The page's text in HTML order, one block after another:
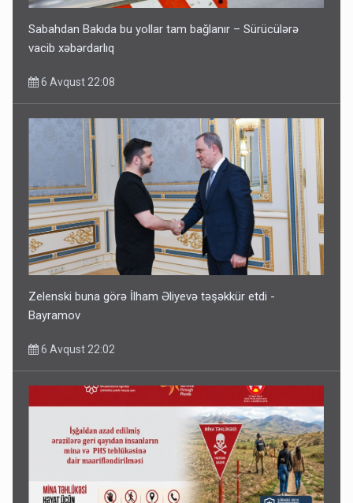
Sabahdan Bakıda bu yollar tam bağlanır – Sürücülərə
vacib xəbərdarlıq
6 Avqust 22:08
Zelenski buna görə İlham Əliyevə təşəkkür etdi -
Bayramov
6 Avqust 22:02